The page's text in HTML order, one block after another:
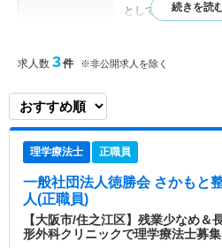
として地域医療に
関節、筋肉に関する
求人数 3件 ※非公開求人を除く
理学療法士 正職員
一般社団法人徳勝会 さかもと
人(正職員)
【大阪市/住之江区】残業少なめ
形外科クリニックで理学療法士募集